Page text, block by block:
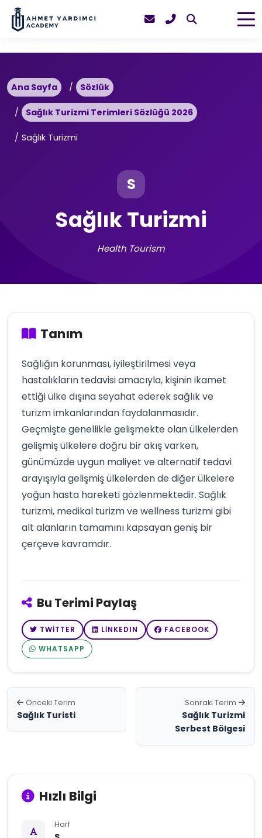
Ana Sayfa Sözlük
Sağlık Turizmi Terimleri Sözlüğü 2026
Sağlık Turizmi
S
Sağlık Turizmi
Health Tourism
Tanım
Sağlığın korunması, iyileştirilmesi veya
hastalıkların tedavisi amacıyla, kişinin ikamet
ettiği ülke dışına seyahat ederek sağlık ve
turizm imkanlarından faydalanmasıdır.
Geçmişte genellikle gelişmekte olan ülkelerden
gelişmiş ülkelere doğru bir akış varken,
günümüzde uygun maliyet ve alternatif tedavi
arayışıyla gelişmiş ülkelerden de diğer ülkelere
yoğun hasta hareketi gözlenmektedir. Sağlık
turizmi, medikal turizm ve wellness turizmi gibi
alt alanların tamamını kapsayan geniş bir
çerçeve kavramdır.
Bu Terimi Paylaş
TWITTER LINKEDIN
FACEBOOK
WHATSAPP
Önceki Terim
Sağlık Turisti
Sonraki Terim
Sağlık Turizmi
Serbest Bölgesi
Hızlı Bilgi
Harf